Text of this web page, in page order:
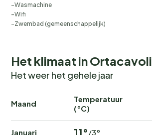
Wasmachine
Wifi
Zwembad (gemeenschappelijk)
Het klimaat in Ortacavoli
Het weer het gehele jaar
Maand
Temperatuur
(°C)
Januari 11°/3°